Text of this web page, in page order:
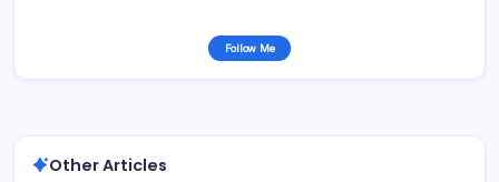
Follow Me
Other Articles